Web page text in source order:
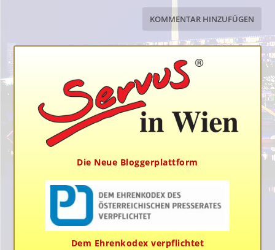
Die Neue Bloggerplattform
Dem Ehrenkodex verpflichtet